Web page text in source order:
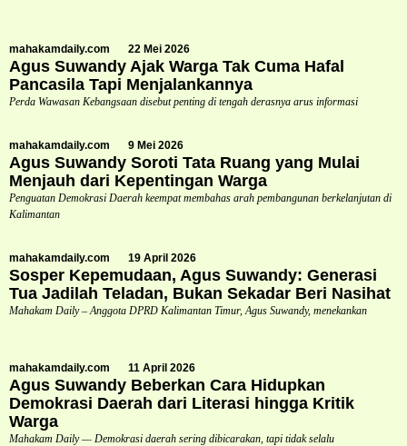
mahakamdaily.com 22 Mei 2026
Agus Suwandy Ajak Warga Tak Cuma Hafal
Pancasila Tapi Menjalankannya
Perda Wawasan Kebangsaan disebut penting di tengah derasnya arus informasi
mahakamdaily.com 9 Mei 2026
Agus Suwandy Soroti Tata Ruang yang Mulai
Menjauh dari Kepentingan Warga
Penguatan Demokrasi Daerah keempat membahas arah pembangunan berkelanjutan di
Kalimantan
mahakamdaily.com 19 April 2026
Sosper Kepemudaan, Agus Suwandy: Generasi
Tua Jadilah Teladan, Bukan Sekadar Beri Nasihat
Mahakam Daily – Anggota DPRD Kalimantan Timur, Agus Suwandy, menekankan
mahakamdaily.com 11 April 2026
Agus Suwandy Beberkan Cara Hidupkan
Demokrasi Daerah dari Literasi hingga Kritik
Warga
Mahakam Daily — Demokrasi daerah sering dibicarakan, tapi tidak selalu